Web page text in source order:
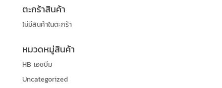
ตะกร้าสินค้า
ไม่มีสินค้าในตะกร้า
หมวดหมู่สินค้า
HB เอชบีม
Uncategorized